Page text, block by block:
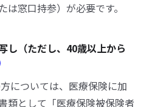
窓口持参）が必要です。
し（ただし、40歳以上から
については、医療保険に加
類として「医療保険被保険者